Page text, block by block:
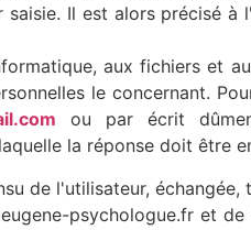
Il est alors précisé à
aux fichiers et
le concernant.
ou par écrit
la réponse doit être
de l'utilisateur, échangée,
psychologue.fr et